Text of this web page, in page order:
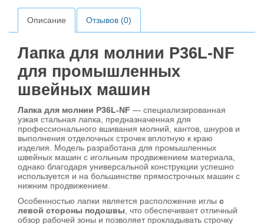
Описание Отзывов (0)
Лапка для молнии P36L-NF
для промышленных
швейных машин
Лапка для молнии P36L-NF — специализированная
узкая стальная лапка, предназначенная для
профессионального вшивания молний, кантов, шнуров и
выполнения отделочных строчек вплотную к краю
изделия. Модель разработана для промышленных
швейных машин с игольным продвижением материала,
однако благодаря универсальной конструкции успешно
используется и на большинстве прямострочных машин с
нижним продвижением.
Особенностью лапки является расположение иглы с
левой стороны подошвы , что обеспечивает отличный
обзор рабочей зоны и позволяет прокладывать строчку